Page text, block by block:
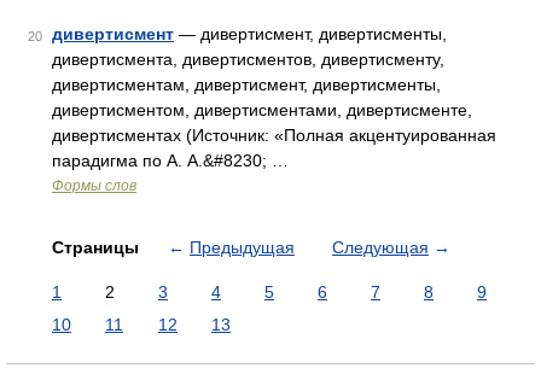
20 дивертисмент — дивертисмент, дивертисменты,
дивертисмента, дивертисментов, дивертисменту,
дивертисментам, дивертисмент, дивертисменты,
дивертисментом, дивертисментами, дивертисменте,
дивертисментах (Источник: «Полная акцентуированная
парадигма по А. А.&#8230; …
Формы слов
Страницы ← Предыдущая Следующая →
1 2 3 4 5 6 7 8
9
10
11 12 13